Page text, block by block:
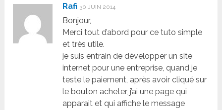
Rafi 30 JUIN 2014
Bonjour,
Merci tout d’abord pour ce tuto simple
et très utile.
je suis entrain de développer un site
internet pour une entreprise, quand je
teste le paiement, après avoir cliqué sur
le bouton acheter, j’ai une page qui
apparait et qui affiche le message